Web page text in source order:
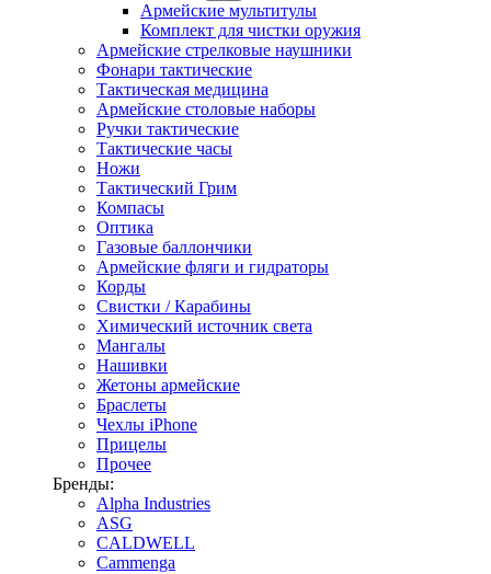
Армейские мультитулы
Комплект для чистки оружия
Армейские стрелковые наушники
Фонари тактические
Тактическая медицина
Армейские столовые наборы
Ручки тактические
Тактические часы
Ножи
Тактический Грим
Компасы
Оптика
Газовые баллончики
Армейские фляги и гидраторы
Корды
Свистки / Карабины
Химический источник света
Мангалы
Нашивки
Жетоны армейские
Браслеты
Чехлы iPhone
Прицелы
Прочее
Бренды:
Alpha Industries
ASG
CALDWELL
Cammenga